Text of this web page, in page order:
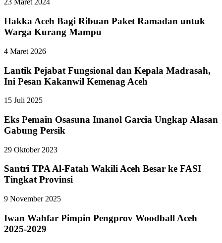
23 Maret 2024
Hakka Aceh Bagi Ribuan Paket Ramadan untuk
Warga Kurang Mampu
4 Maret 2026
Lantik Pejabat Fungsional dan Kepala Madrasah,
Ini Pesan Kakanwil Kemenag Aceh
15 Juli 2025
Eks Pemain Osasuna Imanol Garcia Ungkap Alasan
Gabung Persik
29 Oktober 2023
Santri TPA Al-Fatah Wakili Aceh Besar ke FASI
Tingkat Provinsi
9 November 2025
Iwan Wahfar Pimpin Pengprov Woodball Aceh
2025-2029